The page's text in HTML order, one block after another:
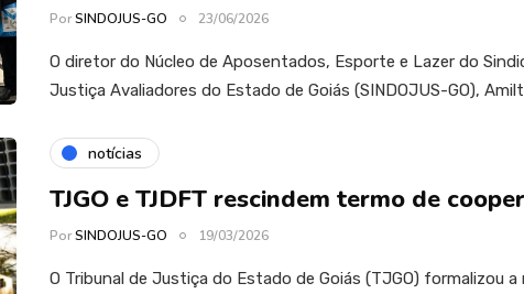
PorSINDOJUS-GO 23/06/2026
O diretor do Núcleo de Aposentados, Esporte e Lazer do
Justiça Avaliadores do Estado de Goiás (SINDOJUS-GO),
notícias
TJGO e TJDFT rescindem termo de
PorSINDOJUS-GO 19/03/2026
O Tribunal de Justiça do Estado de Goiás (TJGO) formalizou